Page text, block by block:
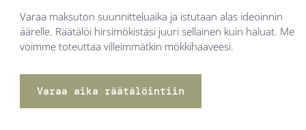
Varaa maksuton suunnitteluaika ja istutaan alas ideoinnin
äärelle. Räätälöi hirsimökistäsi juuri sellainen kuin haluat. Me
voimme toteuttaa villeimmätkin mökkihaaveesi.
Varaa aika räätälöintiin